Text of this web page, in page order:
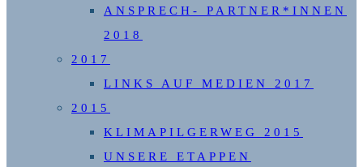
ANSPRECH- PARTNER*INNEN
2018
2017
LINKS AUF MEDIEN 2017
2015
KLIMAPILGERWEG 2015
UNSERE ETAPPEN